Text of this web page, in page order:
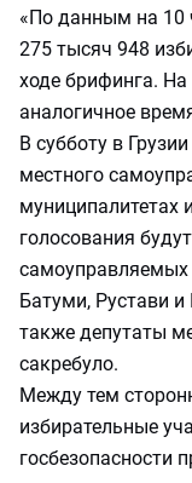
«По данным на 10
275 тысяч 948
ходе брифинга.
аналогичное
В субботу в
местного
муниципалитетах
голосования
самоуправляемых
Батуми, Рустави
также депутаты
сакребуло.
Между тем
избирательные
госбезопасности